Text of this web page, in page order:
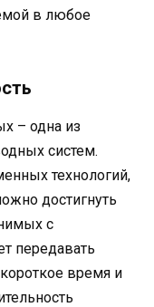
в любое
– одна из
систем.
технологий,
достигнуть
с
передавать
время и